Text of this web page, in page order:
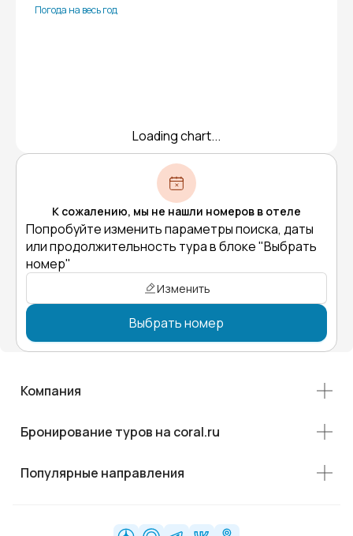
Погода на весь год
Loading chart...
К сожалению, мы не нашли номеров в отеле
Попробуйте изменить параметры поиска, даты
или продолжительность тура в блоке "Выбрать
номер"
Изменить
Выбрать номер
Компания
Бронирование туров на coral.ru
Популярные направления